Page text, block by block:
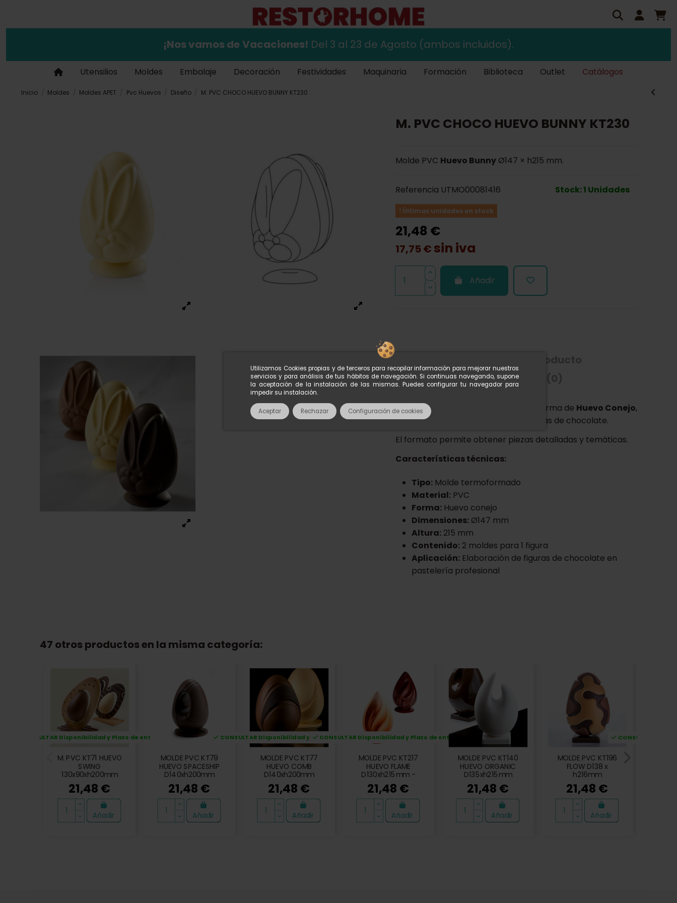
Utilizamos Cookies propias y de terceros para recopilar información para mejorar nuestros
servicios y para análisis de tus hábitos de navegación. Si continuas navegando, supone
la aceptación de la instalación de las mismas. Puedes configurar tu navegador para
impedir su instalación.
Aceptar Rechazar Configuración de cookies
¡Nos vamos deVacaciones! Del 3 al 23 de Agosto (ambos incluidos).
Utensilios Moldes Embalaje Decoración Festividades Maquinaria Formación Biblioteca Outlet Catálogos
Inicio Moldes Moldes APET Pvc Huevos Diseño M. PVC CHOCO HUEVO BUNNY KT230
M. PVC CHOCO HUEVO BUNNY KT230
Molde PVC Huevo BunnyØ147 × h215 mm.
Referencia UTMO00081416 Stock: 1 Unidades
Últimas unidades en stock
21,48 €
17,75 € sin iva
Añadir
Acerca de PAVONI
Reseñas
Molde de con forma de Huevo Conejo,
diseñado para la elaboración de figuras de chocolate.
El formato permite obtener piezas detalladas y temáticas.
Características técnicas:
Tipo:Molde termoformado
Material:PVC
Forma:Huevo conejo
Dimensiones:Ø147 mm
Altura:215 mm
Contenido:2 moldes para 1 figura
Aplicación:Elaboración de figuras de chocolate en
pastelería profesional
47 otros productos en la misma categoría:
CONSULTAR Disponibilidad y Plazo de entrega
M. PVC KT71 HUEVO
SWING
130x90xh200mm
21,48 €
Añadir
MOLDE PVC KT79
HUEVO SPACESHIP
D140xh200mm
21,48 €
Añadir
CONSULTAR Disponibilidad y Plazo de entrega
MOLDE PVC KT77
HUEVO COMB
D140xh200mm
21,48 €
Añadir
CONSULTAR Disponibilidad y Plazo de entrega
MOLDE PVC KT217
HUEVO FLAME
D130xh215mm -
340g
21,48 €
Añadir
MOLDE PVC KT140
HUEVO ORGANIC
D135xh215mm
21,48 €
Añadir
MOLDE PVC KT196
FLOW D138 x
h216mm
21,48 €
Añadir
CONSULTAR